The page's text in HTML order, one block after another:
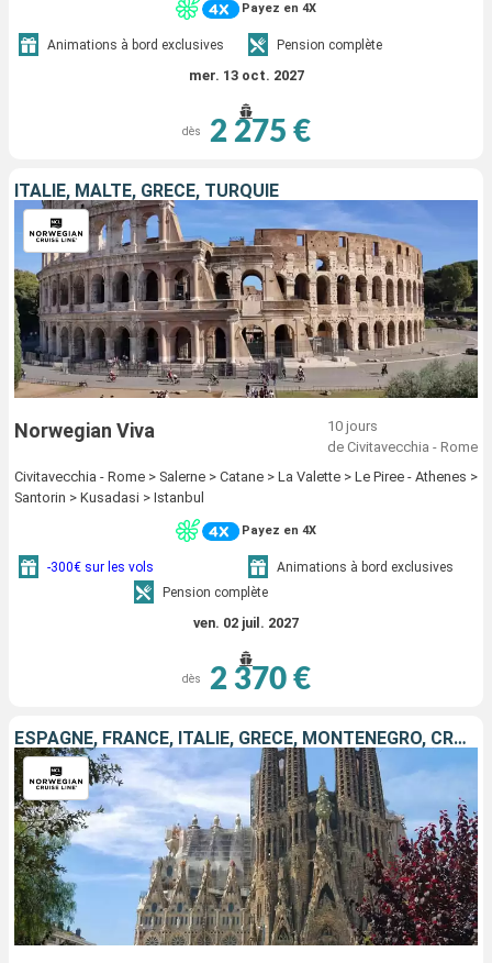
Payez en 4X
Animations à bord exclusives Pension complète
mer. 13 oct. 2027
dès 2 275 €
ITALIE, MALTE, GRÈCE, TURQUIE
Norwegian Viva
10 jours
de Civitavecchia - Rome
Civitavecchia - Rome > Salerne > Catane > La Valette > Le Piree - Athenes >
Santorin > Kusadasi > Istanbul
Payez en 4X
-300€ sur les vols
Animations à bord exclusives
Pension complète
ven. 02 juil. 2027
dès 2 370 €
ESPAGNE, FRANCE, ITALIE, GRÈCE, MONTÉNÉGRO, CROATIE